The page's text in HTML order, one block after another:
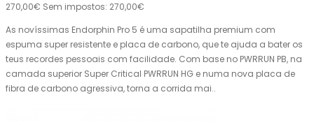
270,00€ Sem impostos: 270,00€
As novíssimas Endorphin Pro 5 é uma sapatilha premium com
espuma super resistente e placa de carbono, que te ajuda a bater os
teus recordes pessoais com facilidade. Com base no PWRRUN PB, na
camada superior Super Critical PWRRUN HG e numa nova placa de
fibra de carbono agressiva, torna a corrida mai..